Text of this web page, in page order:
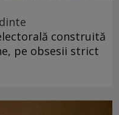
construită
pe obsesii strict